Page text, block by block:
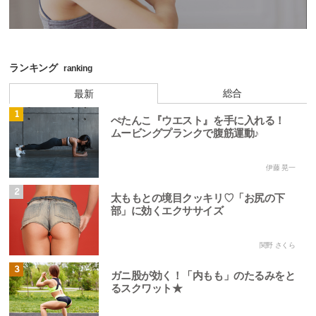
ランキング ranking
最新 総合
1
ぺたんこ『ウエスト』を手に入れる！
ムービングプランクで腹筋運動♪
伊藤 晃一
2
太ももとの境目クッキリ♡「お尻の下
部」に効くエクササイズ
関野 さくら
3
ガニ股が効く！「内もも」のたるみをと
るスクワット★